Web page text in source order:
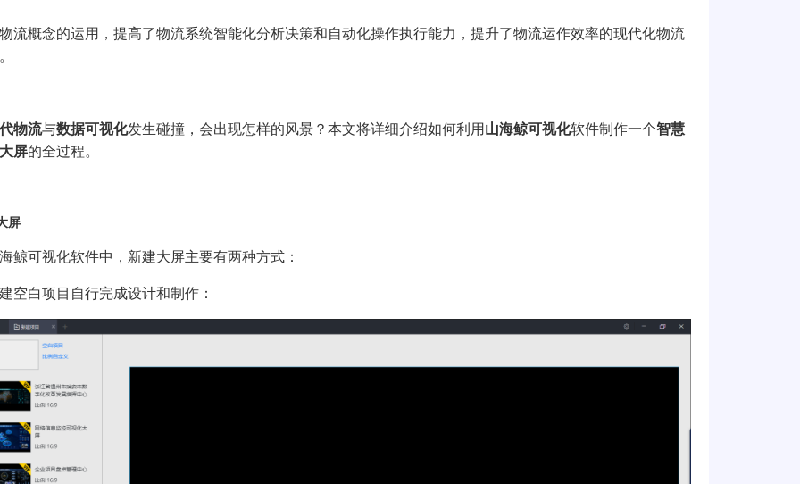
流概念的运用，提高了物流系统智能化分析决策和自动化操作执行能力，提升了物流运作效率的现代化物流
物流与数据可视化发生碰撞，会出现怎样的风景？本文将详细介绍如何利用 山海鲸可视化软件制作一个智慧
屏的全过程。
屏
鲸可视化软件中，新建大屏主要有两种方式：
空白项目自行完成设计和制作：